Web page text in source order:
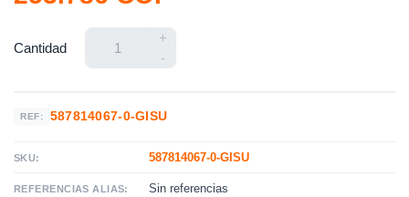
Cantidad
+
-
REF: 587814067-0-GISU
SKU: 587814067-0-GISU
REFERENCIAS ALIAS: Sin referencias